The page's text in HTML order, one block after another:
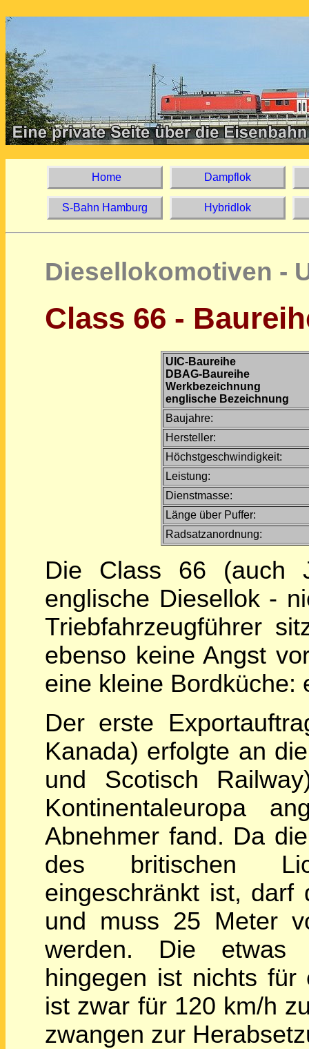
Home Dampflok
S-Bahn Hamburg Hybridlok
Diesellokomotiven -
Class 66 -
UIC-Baureihe
DBAG-Baureihe
Werkbezeichnung
englische Bezeichnung
Baujahre:
Hersteller:
Höchstgeschwindigkeit:
Leistung:
Dienstmasse:
Länge über Puffer:
Radsatzanordnung:
Die Class 66 (auch
englische Diesellok -
Triebfahrzeugführer
ebenso keine Angst
eine kleine Bordküche:
Der erste
Kanada) erfolgte an
und Scotisch
Kontinentaleuropa
Abnehmer fand. Da
des britischen
eingeschränkt ist,
und muss 25 Meter
werden. Die etwas
hingegen ist nichts für
ist zwar für 120 km/h
zwangen zur